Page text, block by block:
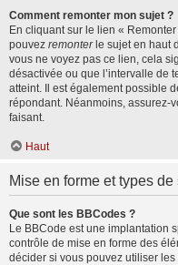
Comment remonter mon sujet ?
En cliquant sur le lien «
pouvez remonterle sujet en haut
vous ne voyez pas ce lien, cela
désactivée ou que l’intervalle de
atteint. Il est également possible
répondant. Néanmoins, assurez-
faisant.
Haut
Mise en forme et types de
Que sont les BBCodes ?
Le BBCode est une implantation
contrôle de mise en forme des
décider si vous pouvez utiliser